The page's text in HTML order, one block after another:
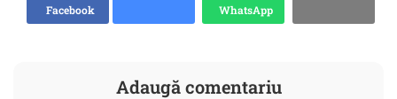
Facebook
WhatsApp
Adaugă comentariu